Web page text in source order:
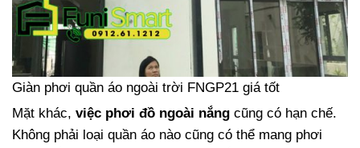
Giàn phơi quần áo ngoài trời FNGP21 giá tốt
Mặt khác, việc phơi đồ ngoài nắng cũng có hạn chế.
Không phải loại quần áo nào cũng có thể mang phơi